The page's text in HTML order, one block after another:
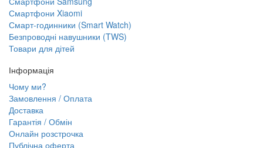
Смартфони Xiaomi
Смарт-годинники (Smart Watch)
Безпроводні навушники (TWS)
Товари для дітей
Інформація
Чому ми?
Замовлення / Оплата
Доставка
Гарантія / Обмін
Онлайн розстрочка
Публічна оферта